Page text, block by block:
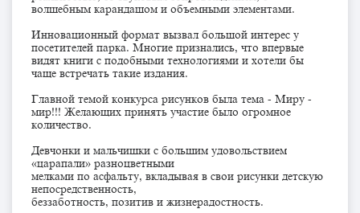
волшебным карандашом и объемными элементами.
Инновационный формат вызвал большой интерес у
посетителей парка. Многие признались, что впервые
видят книги с подобными технологиями и хотели бы
чаще встречать такие издания.
Главной темой конкурса рисунков была тема - Миру -
мир!!! Желающих принять участие было огромное
количество.
Девчонки и мальчишки с большим удовольствием
«царапали» разноцветными
мелками по асфальту, вкладывая в свои рисунки детскую
непосредственность,
беззаботность, позитив и жизнерадостность.